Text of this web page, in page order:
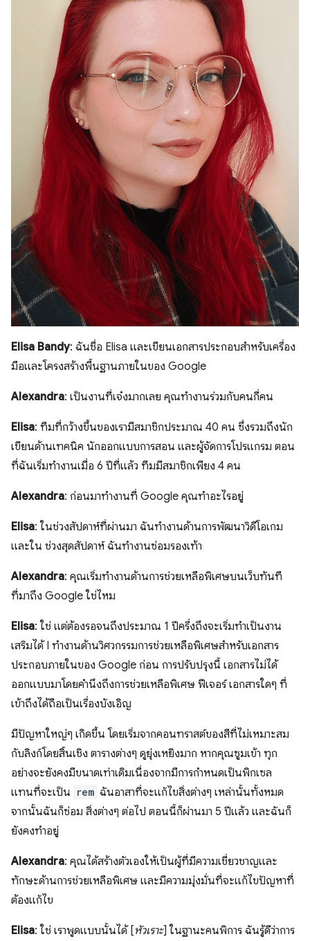
Elisa Bandy: ฉันชื่อ Elisa และเขียนเอกสารประกอบสำหรับเครื่อง
มือและโครงสร้างพื้นฐานภายในของ Google
Alexandra: เป็นงานที่เจ๋งมากเลย คุณทำงานร่วมกับคนกี่คน
Elisa: ทีมที่กว้างขึ้นของเรามีสมาชิกประมาณ 40 คน ซึ่งรวมถึงนัก
เขียนด้านเทคนิค นักออกแบบการสอน และผู้จัดการโปรแกรม ตอน
ที่ฉันเริ่มทำงานเมื่อ 6 ปีที่แล้ว ทีมมีสมาชิกเพียง 4 คน
Alexandra: ก่อนมาทำงานที่ Google คุณทำอะไรอยู่
Elisa: ในช่วงสัปดาห์ที่ผ่านมา ฉันทำงานด้านการพัฒนาวิดีโอเกม
และใน ช่วงสุดสัปดาห์ ฉันทำงานซ่อมรองเท้า
Alexandra: คุณเริ่มทำงานด้านการช่วยเหลือพิเศษบนเว็บทันที
ที่มาถึง Google ใช่ไหม
Elisa: ใช่ แต่ต้องรอจนถึงประมาณ 1 ปีครึ่งถึงจะเริ่มทำเป็นงาน
เสริมได้ I ทำงานด้านวิศวกรรมการช่วยเหลือพิเศษสำหรับเอกสาร
ประกอบภายในของ Google ก่อน การปรับปรุงนี้ เอกสารไม่ได้
ออกแบบมาโดยคำนึงถึงการช่วยเหลือพิเศษ ฟีเจอร์ เอกสารใดๆ ที่
เข้าถึงได้ถือเป็นเรื่องบังเอิญ
มีปัญหาใหญ่ๆ เกิดขึ้น โดยเริ่มจากคอนทราสต์ของสีที่ไม่เหมาะสม
กับลิงก์โดยสิ้นเชิง ตารางต่างๆ ดูยุ่งเหยิงมาก หากคุณซูมเข้า ทุก
อย่างจะยังคงมีขนาดเท่าเดิมเนื่องจากมีการกำหนดเป็นพิกเซล
แทนที่จะเป็น rem ฉันอาสาที่จะแก้ไขสิ่งต่างๆ เหล่านั้นทั้งหมด
จากนั้นฉันก็ซ่อม สิ่งต่างๆ ต่อไป ตอนนี้ก็ผ่านมา 5 ปีแล้ว และฉันก็
ยังคงทำอยู่
Alexandra: คุณได้สร้างตัวเองให้เป็นผู้ที่มีความเชี่ยวชาญและ
ทักษะด้านการช่วยเหลือพิเศษ และมีความมุ่งมั่นที่จะแก้ไขปัญหาที่
ต้องแก้ไข
Elisa: ใช่ เราพูดแบบนั้นได้ [หัวเราะ] ในฐานะคนพิการ ฉันรู้ดีว่าการ